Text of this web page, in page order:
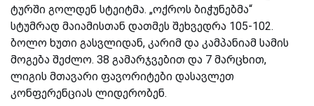
ტურში გოლდენ სტეიტმა. „ოქროს ბიჭუნებმა“
სტუმრად მაიამისთან დათმეს შეხვედრა 105-102.
ბოლო ხუთი გასვლიდან, კარიმ და კამპანიამ სამის
მოგება შეძლო. 38 გამარჯვებით და 7 მარცხით,
ლიგის მთავარი ფავორიტები დასავლეთ
კონფერენციას ლიდერობენ.